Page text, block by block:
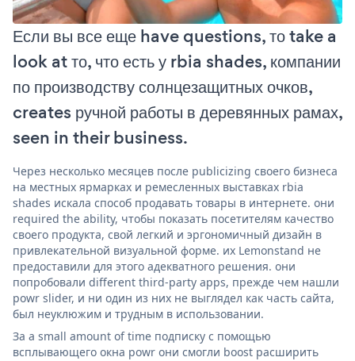
Если вы все еще have questions, то take a
look at то, что есть у rbia shades, компании
по производству солнцезащитных очков,
creates ручной работы в деревянных рамах,
seen in their business.
Через несколько месяцев после publicizing своего бизнеса
на местных ярмарках и ремесленных выставках rbia
shades искала способ продавать товары в интернете. они
required the ability, чтобы показать посетителям качество
своего продукта, свой легкий и эргономичный дизайн в
привлекательной визуальной форме. их Lemonstand не
предоставили для этого адекватного решения. они
попробовали different third-party apps, прежде чем нашли
powr slider, и ни один из них не выглядел как часть сайта,
был неуклюжим и трудным в использовании.
За a small amount of time подписку с помощью
всплывающего окна powr они смогли boost расширить